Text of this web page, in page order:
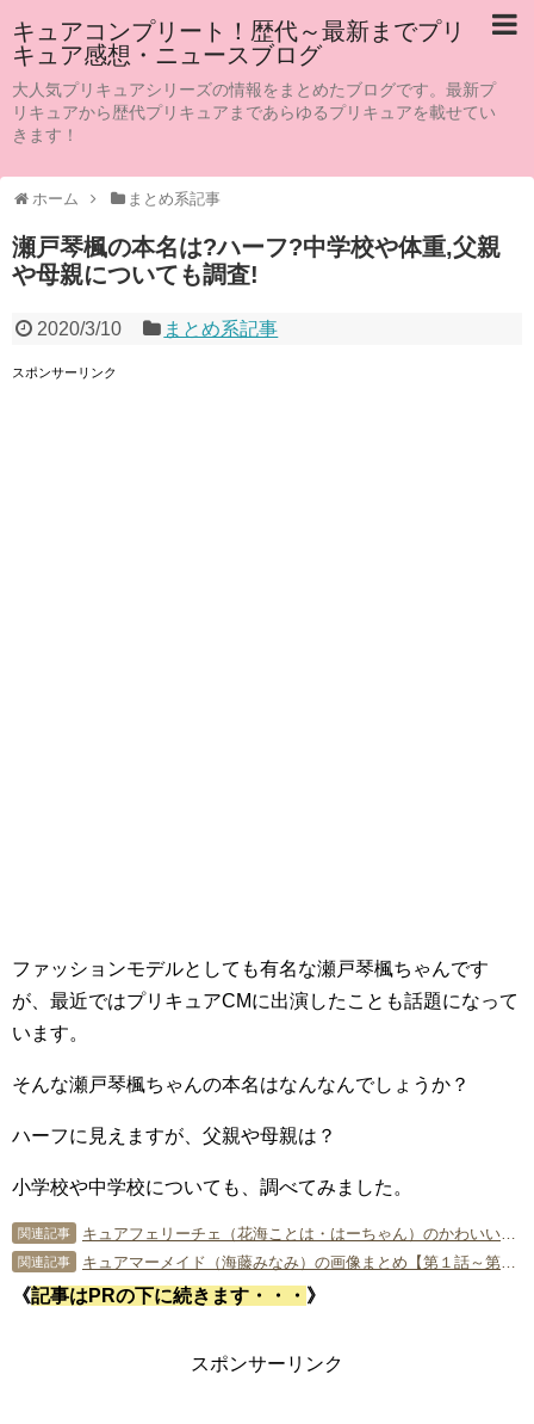
キュアコンプリート！歴代～最新までプリ
キュア感想・ニュースブログ
大人気プリキュアシリーズの情報をまとめたブログです。最新プ
リキュアから歴代プリキュアまであらゆるプリキュアを載せてい
きます！
ホーム まとめ系記事
瀬戸琴楓の本名は?ハーフ?中学校や体重,父親
や母親についても調査!
2020/3/10 まとめ系記事
スポンサーリンク
ファッションモデルとしても有名な瀬戸琴楓ちゃんです
が、最近ではプリキュアCMに出演したことも話題になって
います。
そんな瀬戸琴楓ちゃんの本名はなんなんでしょうか？
ハーフに見えますが、父親や母親は？
小学校や中学校についても、調べてみました。
関連記事 キュアフェリーチェ（花海ことは・はーちゃん）のかわいい画像まとめ【第29話～第50話】
関連記事 キュアマーメイド（海藤みなみ）の画像まとめ【第１話～第17話】
《記事はPRの下に続きます・・・ 》
スポンサーリンク